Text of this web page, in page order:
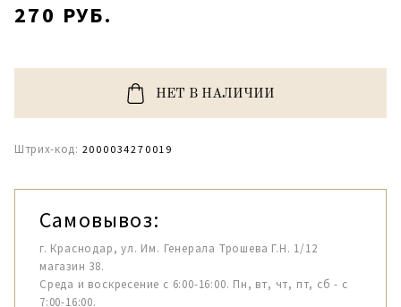
270 РУБ.
НЕТ В НАЛИЧИИ
Штрих-код: 2000034270019
Самовывоз:
г. Краснодар, ул. Им. Генерала Трошева Г.Н. 1/12
магазин 38.
Среда и воскресение с 6:00-16:00. Пн, вт, чт, пт, сб - с
7:00-16:00.